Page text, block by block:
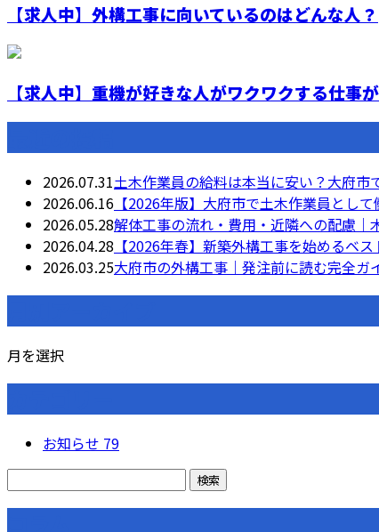
【求人中】外構工事に向いているのはどんな人？
【求人中】重機が好きな人がワクワクする仕事
2026.07.31土木作業員の給料は本当に安い？大府市
2026.06.16 【2026年版】大府市で土木作業員とし
2026.05.28解体工事の流れ・費用・近隣への配慮｜
2026.04.28 【2026年春】新築外構工事を始めるベ
2026.03.25大府市の外構工事｜発注前に読む完全ガ
月を選択
お知らせ 79